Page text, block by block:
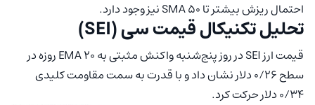
احتمال ریزش بیشتر تا SMA 50 نیز وجود دارد.
تحلیل تکنیکال قیمت سی (SEI)
قیمت ارز SEI در روز پنج‌شنبه واکنش مثبتی به EMA 20 روزه در
سطح ۰/۲۶ دلار نشان داد و با قدرت به سمت مقاومت کلیدی
۰/۳۴ دلار حرکت کرد.